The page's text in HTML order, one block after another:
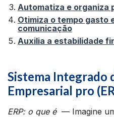
Automatiza e organiza
Otimiza o tempo gasto
comunicação
Auxilia a estabilidade
Sistema Integrado
Empresarial pro
ERP: o que é— Imagine um